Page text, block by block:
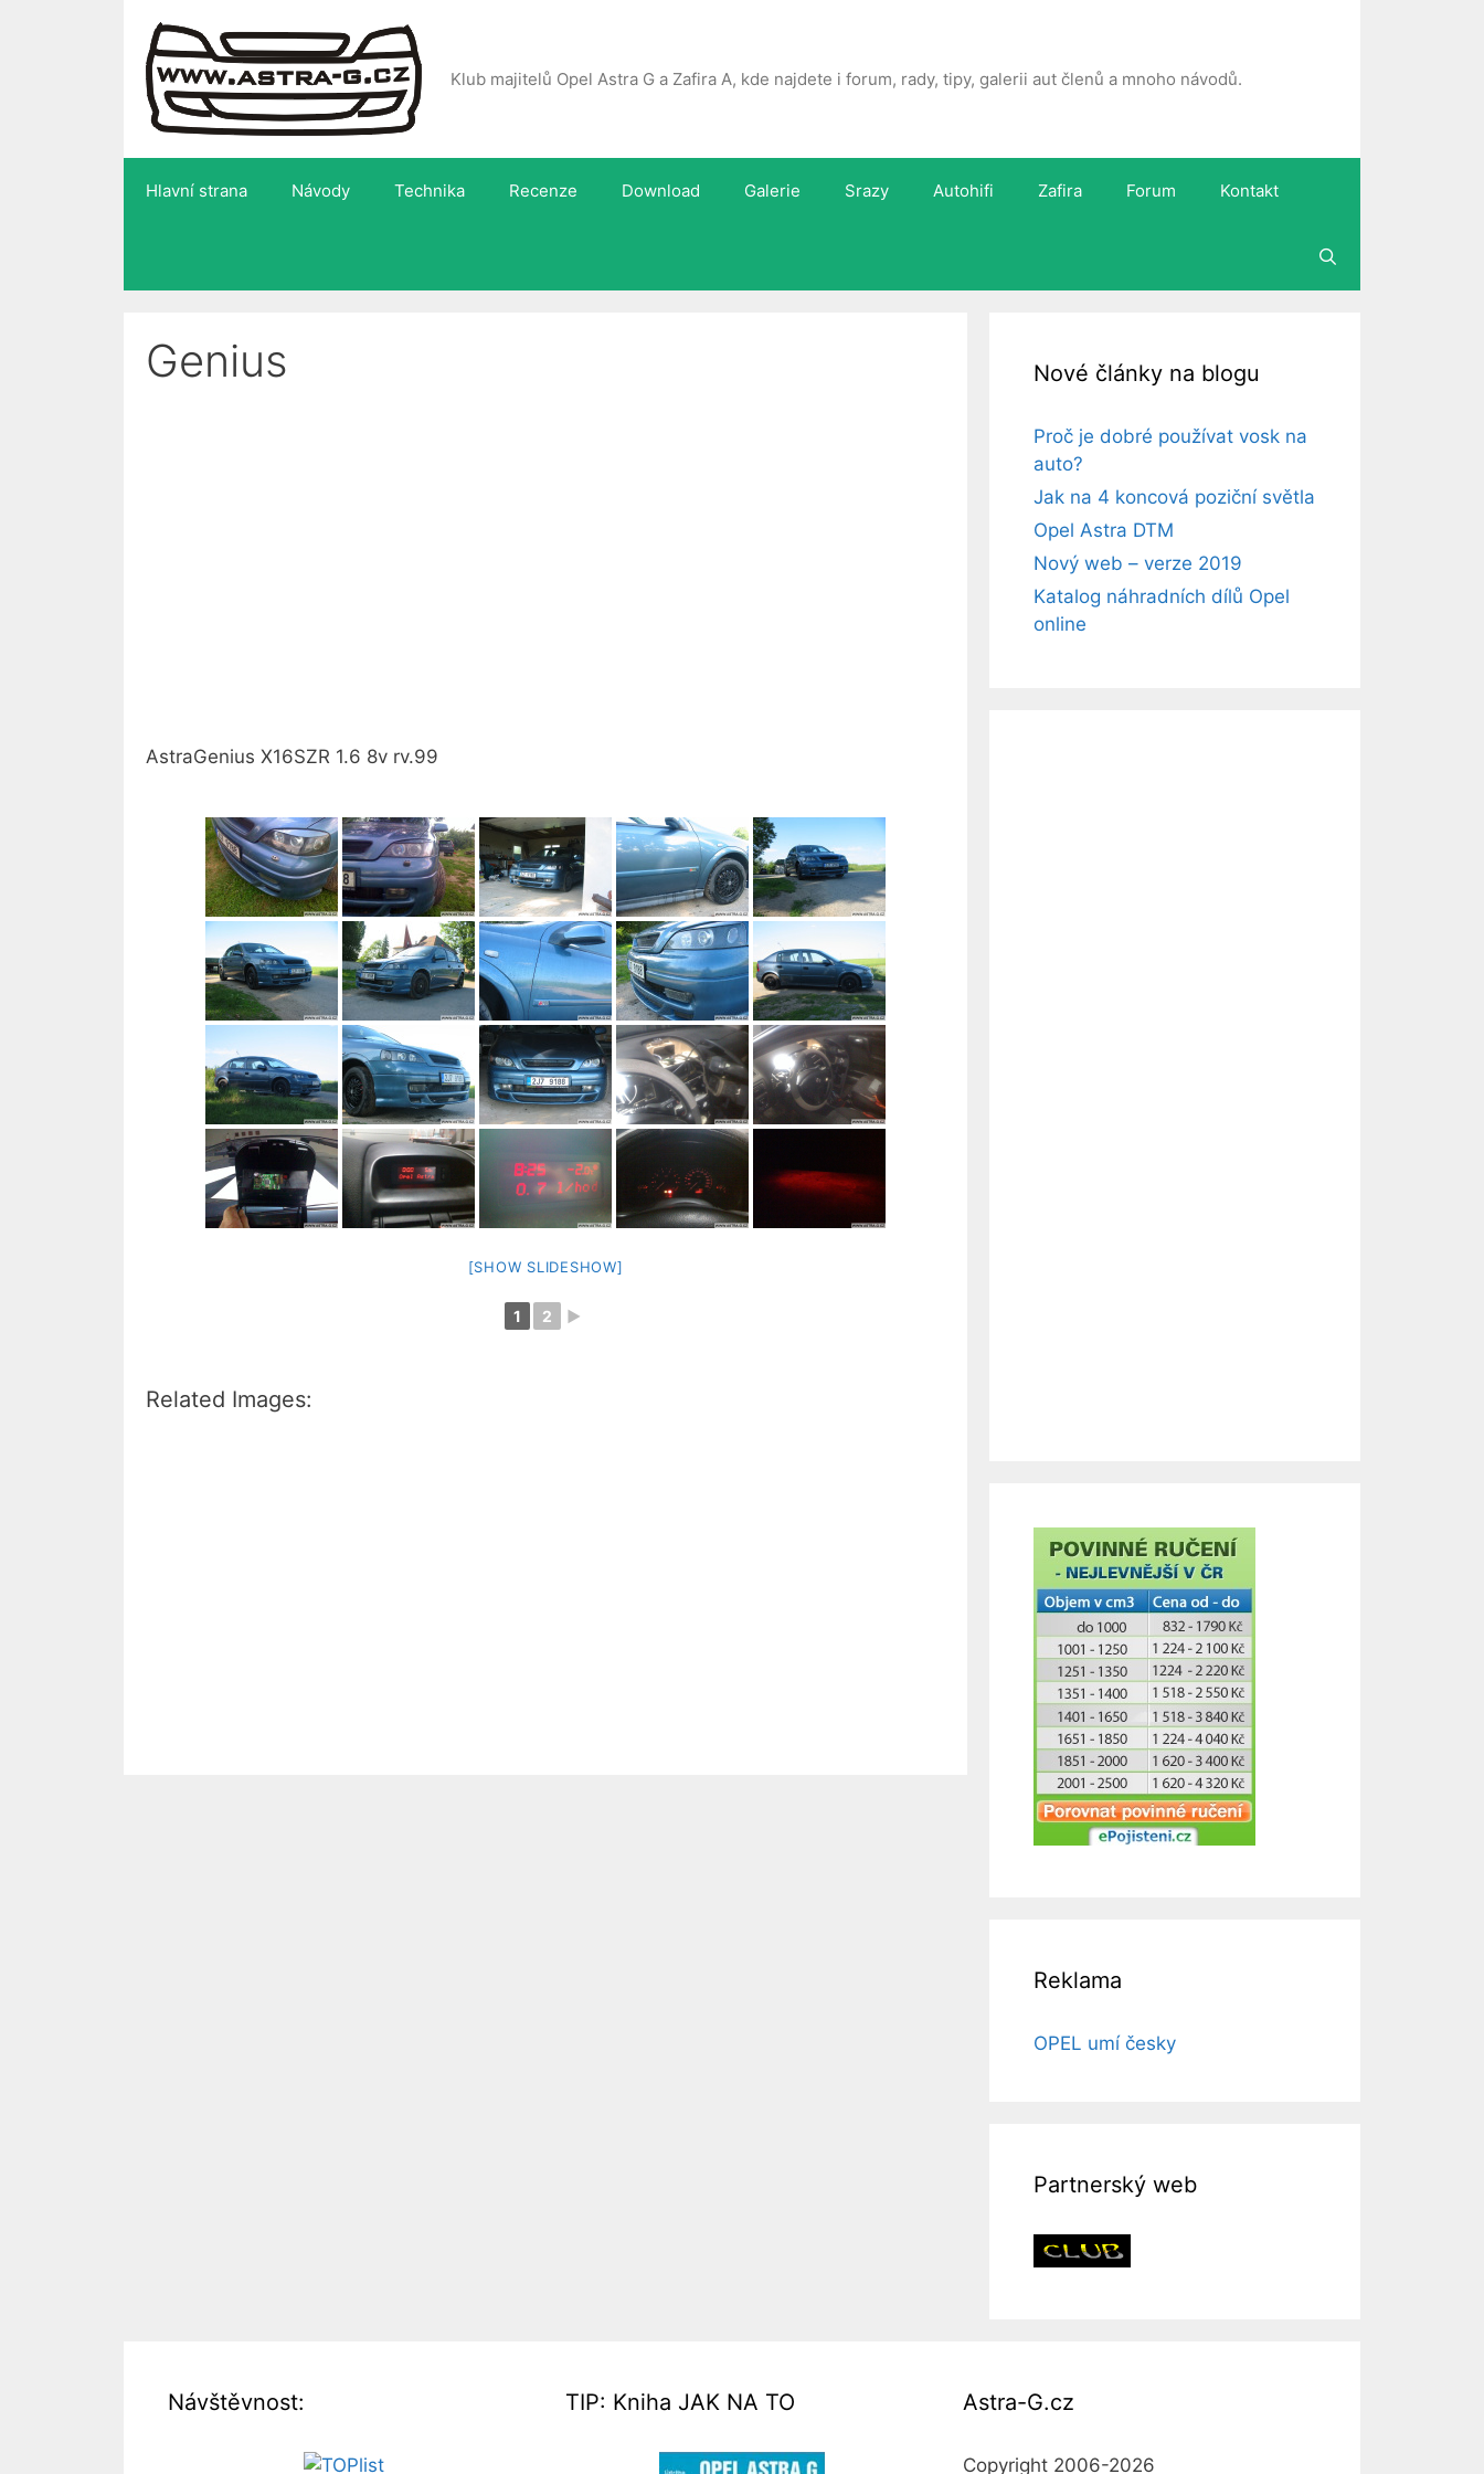
Klub majitelů Opel Astra G a Zafira A, kde najdete i forum, rady, tipy, galerii aut členů a mnoho návodů.
Hlavní strana Návody Technika Recenze Download Galerie Srazy Autohifi Zafira Forum Kontakt
Genius
AstraGenius X16SZR 1.6 8v rv.99
[SHOW SLIDESHOW]
1 2 ►
Related Images:
Nové články na blogu
Proč je dobré používat vosk na
auto?
Jak na 4 koncová poziční světla
Opel Astra DTM
Nový web – verze 2019
Katalog náhradních dílů Opel
online
Reklama
OPEL umí česky
Partnerský web
Návštěvnost: TIP: Kniha JAK NA TO Astra-G.cz
Copyright 2006-2026